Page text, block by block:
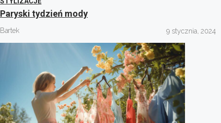
Paryski tydzień mody
Bartek 9 stycznia, 2024